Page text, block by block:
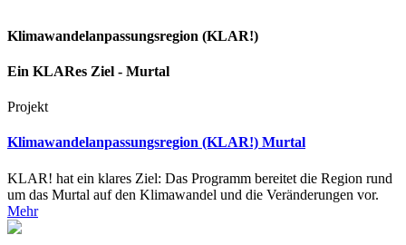
Klimawandelanpassungsregion (KLAR!)
Ein KLARes Ziel - Murtal
Projekt
Klimawandelanpassungsregion (KLAR!) Murtal
KLAR! hat ein klares Ziel: Das Programm bereitet die Region rund
um das Murtal auf den Klimawandel und die Veränderungen vor.
Mehr